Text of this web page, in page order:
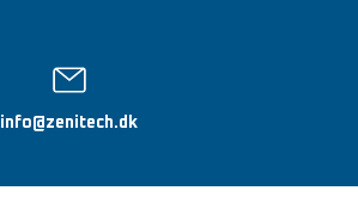
info@zenitech.dk